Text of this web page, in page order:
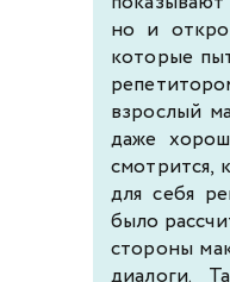
но и
которые
взрослый
даже
смотрится,
для себя
было
стороны